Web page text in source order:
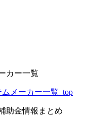
カー一覧
メーカー一覧_top
助金情報まとめ